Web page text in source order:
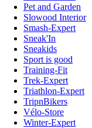
Pet and Garden
Slowood Interior
Smash-Expert
Sneak'In
Sneakids
Sport is good
Training-Fit
Trek-Expert
Triathlon-Expert
TripnBikers
Vélo-Store
Winter-Expert